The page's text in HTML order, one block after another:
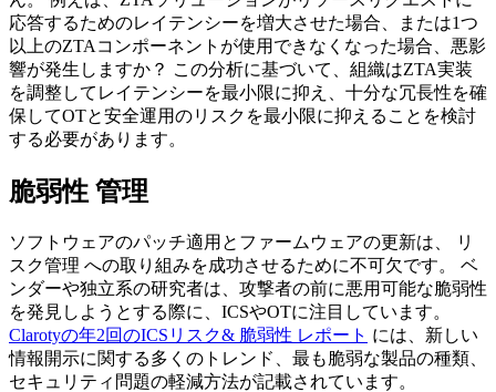
応答するためのレイテンシーを増大させた場合、または1つ
以上のZTAコンポーネントが使用できなくなった場合、悪影
響が発生しますか？ この分析に基づいて、組織はZTA実装
を調整してレイテンシーを最小限に抑え、十分な冗長性を確
保してOTと安全運用のリスクを最小限に抑えることを検討
する必要があります。
脆弱性 管理
ソフトウェアのパッチ適用とファームウェアの更新は、 リ
スク管理 への取り組みを成功させるために不可欠です。 ベ
ンダーや独立系の研究者は、攻撃者の前に悪用可能な脆弱性
を発見しようとする際に、ICSやOTに注目しています。
Clarotyの年2回のICSリスク& 脆弱性 レポート には、新しい
情報開示に関する多くのトレンド、最も脆弱な製品の種類、
セキュリティ問題の軽減方法が記載されています。